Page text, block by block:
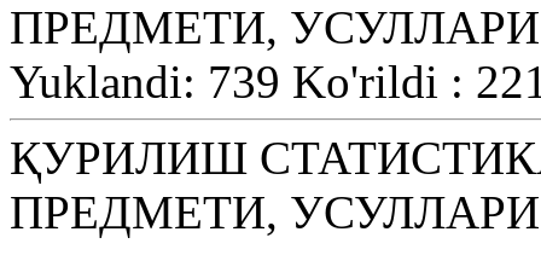
ПРЕДМЕТИ,
Yuklandi: 739 Ko'rildi :
ҚУРИЛИШ
ПРЕДМЕТИ,